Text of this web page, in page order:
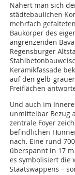
Nähert man sich
städtebaulichen
mehrfach
Baukörper des
angrenzenden
Regensburger
Keramikfassade
auf den gelb-
Freiflächen
Und auch im
unmittelbar Bezug
zentrale Foyer
befindlichen
nach. Eine rund
überspannt in 17 m
es symbolisiert die
Staatswappens –